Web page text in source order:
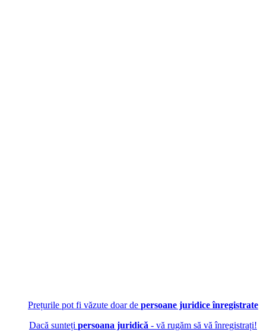
Prețurile pot fi văzute doar de persoane juridice înregistrate
Dacă sunteți persoana juridică - vă rugăm să vă înregistrați!